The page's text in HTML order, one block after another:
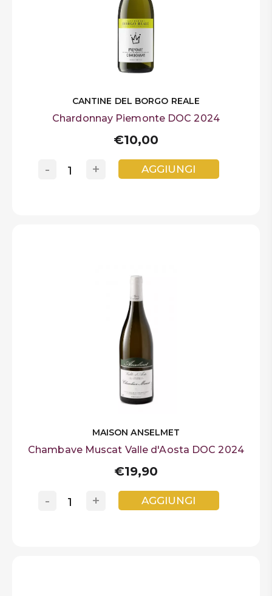
CANTINE DEL BORGO REALE
Chardonnay Piemonte DOC 2024
€10,00
+
- AGGIUNGI
MAISON ANSELMET
Chambave Muscat Valle d'Aosta DOC 2024
€19,90
+
- AGGIUNGI